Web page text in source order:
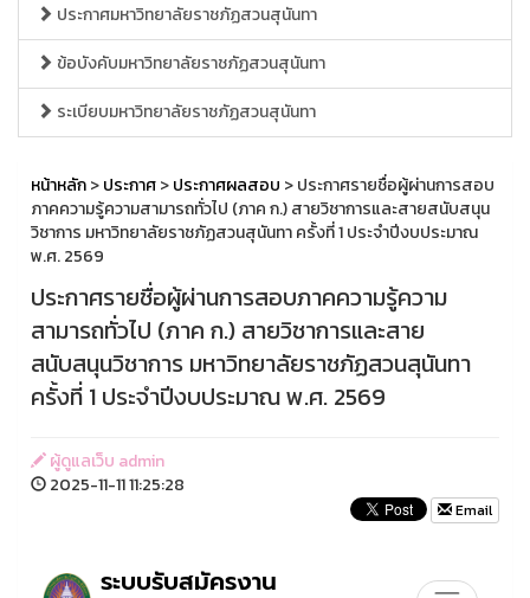
ประกาศมหาวิทยาลัยราชภัฏสวนสุนันทา
ข้อบังคับมหาวิทยาลัยราชภัฏสวนสุนันทา
ระเบียบมหาวิทยาลัยราชภัฏสวนสุนันทา
หน้าหลัก>ประกาศ>ประกาศผลสอบ > ประกาศรายชื่อผู้ผ่านการสอบ
ภาคความรู้ความสามารถทั่วไป (ภาค ก.) สายวิชาการและสายสนับสนุน
วิชาการ มหาวิทยาลัยราชภัฏสวนสุนันทา ครั้งที่ 1 ประจำปีงบประมาณ
พ.ศ. 2569
ประกาศรายชื่อผู้ผ่านการสอบภาคความรู้ความ
สามารถทั่วไป (ภาค ก.) สายวิชาการและสาย
สนับสนุนวิชาการ มหาวิทยาลัยราชภัฏสวนสุนันทา
ครั้งที่ 1 ประจำปีงบประมาณ พ.ศ. 2569
ผู้ดูแลเว็บ admin
2025-11-11 11:25:28
Email